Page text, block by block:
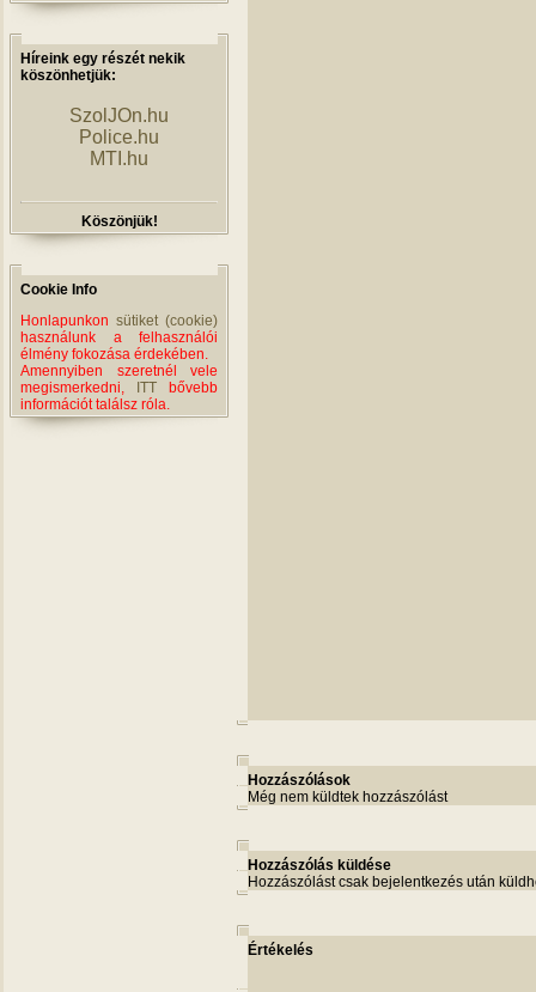
Híreink egy részét nekik
köszönhetjük:
SzolJOn.hu
Police.hu
MTI.hu
Köszönjük!
Cookie Info
Honlapunkon sütiket (cookie)
használunk a felhasználói
élmény fokozása érdekében.
Amennyiben szeretnél vele
megismerkedni,
ITT bővebb
információt találsz róla.
Hozzászólások
Még nem küldtek hozzászólást
Hozzászólás küldése
Hozzászólást csak bejelentkezés után
Értékelés